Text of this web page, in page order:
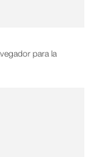
para la